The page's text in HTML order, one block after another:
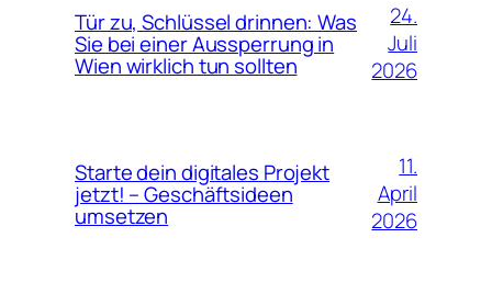
Tür zu, Schlüssel drinnen: Was
Sie bei einer Aussperrung in
Wien wirklich tun sollten
24.
Juli
2026
Starte dein digitales Projekt
jetzt! – Geschäftsideen
umsetzen
11.
April
2026